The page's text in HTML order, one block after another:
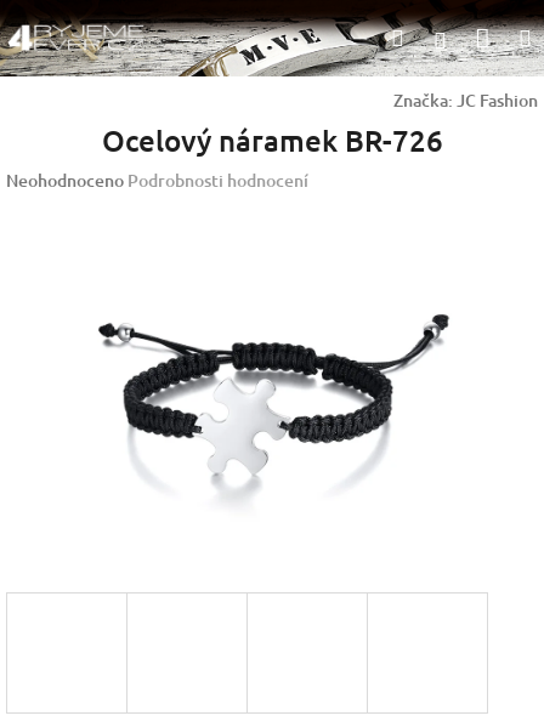
na
obsah
HledatPřihlášení
Značka: JC Fashion
Ocelový náramek BR-726
Průměrné
Neohodnoceno Podrobnosti hodnocení